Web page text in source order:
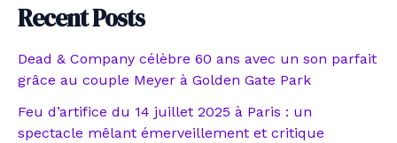
Recent Posts
Dead & Company célèbre 60 ans avec un son parfait
grâce au couple Meyer à Golden Gate Park
Feu d’artifice du 14 juillet 2025 à Paris : un
spectacle mêlant émerveillement et critique